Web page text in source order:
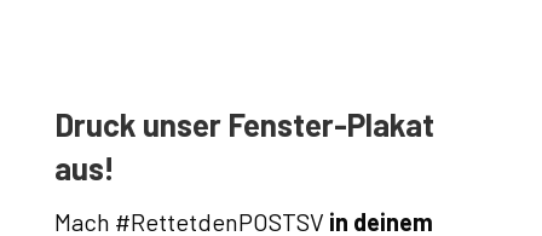
Druck unser Fenster-Plakat
aus!
Mach #RettetdenPOSTSV in deinem